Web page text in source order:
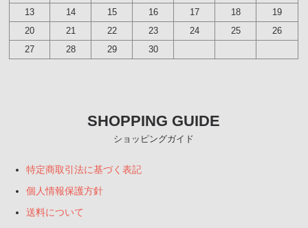
13
14 15 16 17 18
19
20
21 22 23 24 25
26
27
28 29 30
SHOPPING GUIDE
ショッピングガイド
特定商取引法に基づく表記
個人情報保護方針
送料について